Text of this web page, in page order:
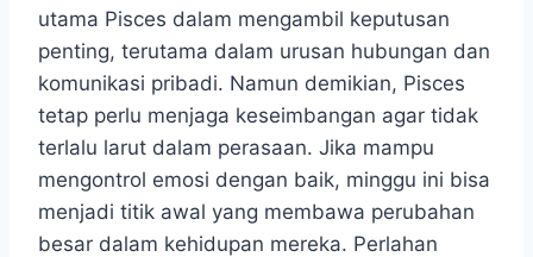
utama Pisces dalam mengambil keputusan
penting, terutama dalam urusan hubungan dan
komunikasi pribadi. Namun demikian, Pisces
tetap perlu menjaga keseimbangan agar tidak
terlalu larut dalam perasaan. Jika mampu
mengontrol emosi dengan baik, minggu ini bisa
menjadi titik awal yang membawa perubahan
besar dalam kehidupan mereka. Perlahan